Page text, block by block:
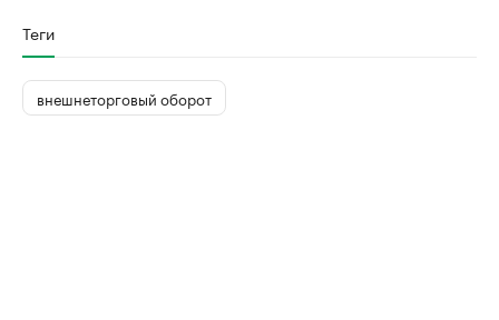
Теги
внешнеторговый оборот